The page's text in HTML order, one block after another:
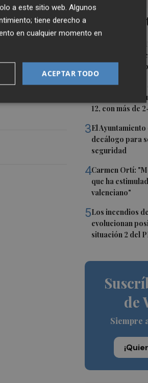
Últimas
La movilidad el
duplicarse por
millones de
2La Guardia
especial de
12, con más de
3El Ayuntamiento
decálogo para
seguridad
4Carmen Ortí:
que ha
valenciano"
5Los incendios
evolucionan
situación 2 del
de
Siempre
la
a este sitio web. Algunos
tiene derecho a
en cualquier momento en
ACEPTAR TODO